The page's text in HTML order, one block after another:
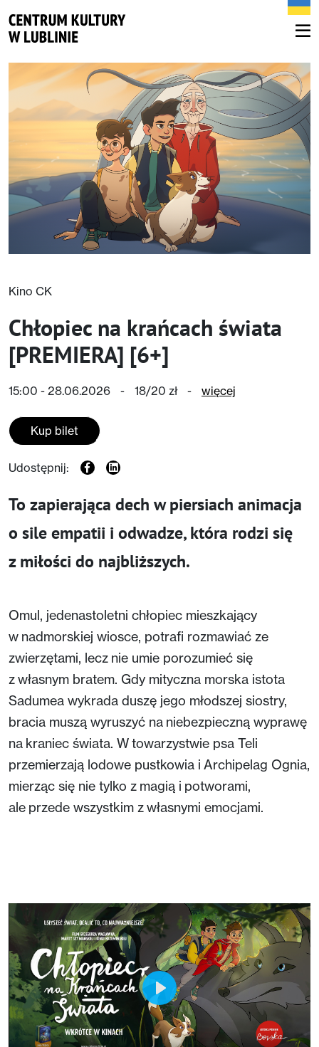
Kino CK
Chłopiec na krańcach świata
[PREMIERA] [6+]
15:00 - 28.06.2026 - 18/20 zł - więcej
Kup bilet
Udostępnij:
To zapierająca dech w piersiach animacja
o sile empatii i odwadze, która rodzi się
z miłości do najbliższych.
Omul, jedenastoletni chłopiec mieszkający
w nadmorskiej wiosce, potrafi rozmawiać ze
zwierzętami, lecz nie umie porozumieć się
z własnym bratem. Gdy mityczna morska istota
Sadumea wykrada duszę jego młodszej siostry,
bracia muszą wyruszyć na niebezpieczną wyprawę
na kraniec świata. W towarzystwie psa Teli
przemierzają lodowe pustkowia i Archipelag Ognia,
mierząc się nie tylko z magią i potworami,
ale przede wszystkim z własnymi emocjami.
Play